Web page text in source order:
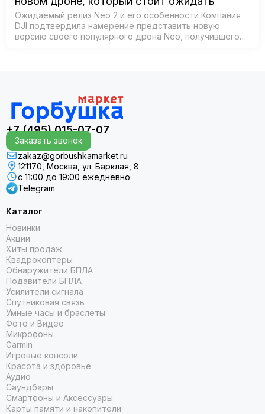
Ожидаемый релиз Neo 2 и его особенности Компания
DJI подтвердила намерение представить новую
версию своего популярного дрона Neo, получившего
+7 (495) 015-07-07
Заказать звонок
zakaz@gorbushkamarket.ru
121170, Москва, ул. Барклая, 8
с 11:00 до 19:00 ежедневно
Telegram
Каталог
Новинки
Акции
Хиты продаж
Квадрокоптеры
Обнаружители БПЛА
Подавители БПЛА
Усилители сигнала
Спутниковая связь
Умные часы и браслеты
Фото и Видео
Микрофоны
Garmin
Игровые консоли
Красота и здоровье
Аудио
Саундбары
Смартфоны и Аксессуары
Карты памяти и накопители